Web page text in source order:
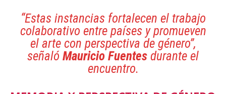
“Estas instancias fortalecen el trabajo
colaborativo entre países y promueven
el arte con perspectiva de género”,
señaló Mauricio Fuentes durante el
encuentro.